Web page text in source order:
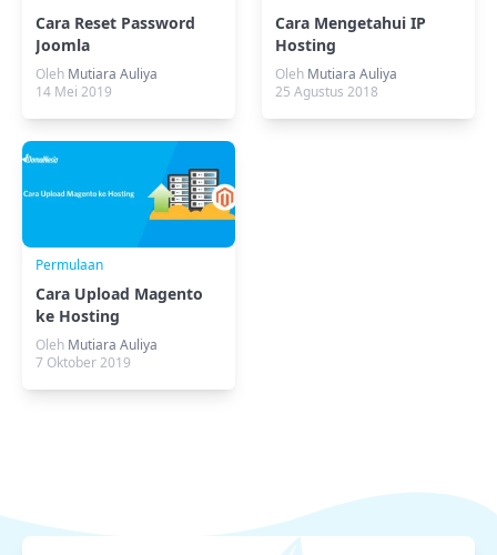
Cara Reset Password
Joomla
Oleh Mutiara Auliya
14 Mei 2019
Cara Mengetahui IP
Hosting
Oleh Mutiara Auliya
25 Agustus 2018
Permulaan
Cara Upload Magento
ke Hosting
Oleh Mutiara Auliya
7 Oktober 2019